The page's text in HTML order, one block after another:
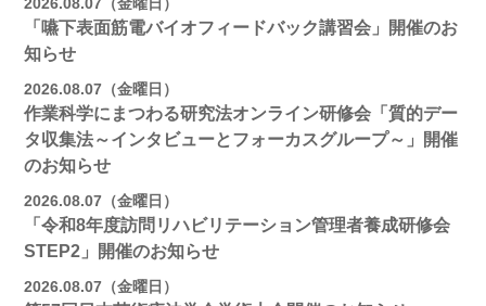
「嚥下表面筋電バイオフィードバック講習会」開催のお
知らせ
2026.08.07（金曜日）
作業科学にまつわる研究法オンライン研修会「質的デー
タ収集法～インタビューとフォーカスグループ～」開催
のお知らせ
2026.08.07（金曜日）
「令和8年度訪問リハビリテーション管理者養成研修会
STEP2」開催のお知らせ
2026.08.07（金曜日）